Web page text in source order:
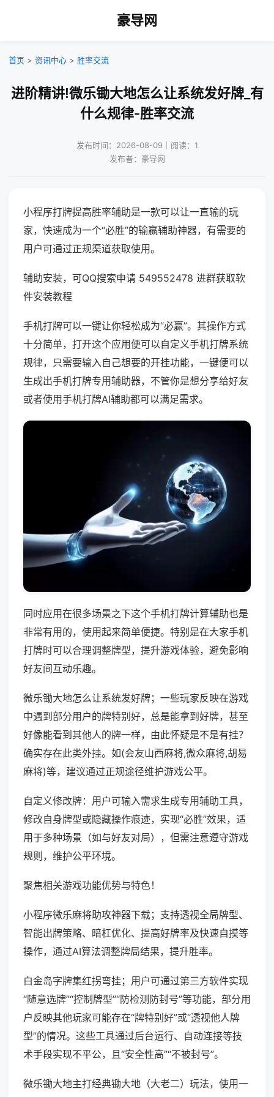
豪导网
首页 > 资讯中心 > 胜率交流
进阶精讲!微乐锄大地怎么让系统发好牌_有
什么规律-胜率交流
发布时间：2026-08-09｜阅读：1
发布者：豪导网
小程序打牌提高胜率辅助是一款可以让一直输的玩
家，快速成为一个“必胜”的输赢辅助神器，有需要的
用户可通过正规渠道获取使用。
辅助安装，可QQ搜索申请 549552478 进群获取软
件安装教程
手机打牌可以一键让你轻松成为“必赢”。其操作方式
十分简单，打开这个应用便可以自定义手机打牌系统
规律，只需要输入自己想要的开挂功能，一键便可以
生成出手机打牌专用辅助器，不管你是想分享给好友
或者使用手机打牌AI辅助都可以满足需求。
同时应用在很多场景之下这个手机打牌计算辅助也是
非常有用的，使用起来简单便捷。特别是在大家手机
打牌时可以合理调整牌型，提升游戏体验，避免影响
好友间互动乐趣。
微乐锄大地怎么让系统发好牌；一些玩家反映在游戏
中遇到部分用户的牌特别好，总是能拿到好牌，甚至
好像能看到其他人的牌一样，由此怀疑是不是有挂？
确实存在此类外挂。如(会友山西麻将,微众麻将,胡易
麻将)等，建议通过正规途径维护游戏公平。
自定义修改牌：用户可输入需求生成专用辅助工具，
修改自身牌型或隐藏操作痕迹，实现“必胜”效果，适
用于多种场景（如与好友对局），但需注意遵守游戏
规则，维护公平环境。
聚焦相关游戏功能优势与特色！
小程序微乐麻将助攻神器下载；支持透视全局牌型、
智能出牌策略、暗杠优化、提高好牌率及快速自摸等
操作，通过AI算法调整牌局结果，提升胜率。
白金岛字牌集红拐弯挂；用户可通过第三方软件实现
“随意选牌”“控制牌型”“防检测防封号”等功能，部分用
户反映其他玩家可能存在“牌特别好”或“透视他人牌
型”的情况。这些工具通过后台运行、自动连接等技
术手段实现不平公，且“安全性高”“不被封号”。
微乐锄大地主打经典锄大地（大老二）玩法，使用一